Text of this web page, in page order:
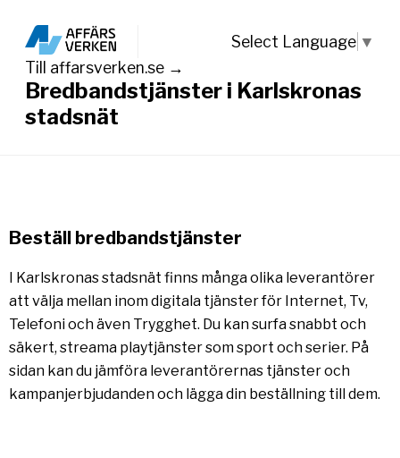
Bredbandstjänster i Karlskronas
stadsnät
Select Language ▼
Till affarsverken.se →
Beställ bredbandstjänster
I Karlskronas stadsnät finns många olika leverantörer
att välja mellan inom digitala tjänster för Internet, Tv,
Telefoni och även Trygghet. Du kan surfa snabbt och
säkert, streama playtjänster som sport och serier. På
sidan kan du jämföra leverantörernas tjänster och
kampanjerbjudanden och lägga din beställning till dem.